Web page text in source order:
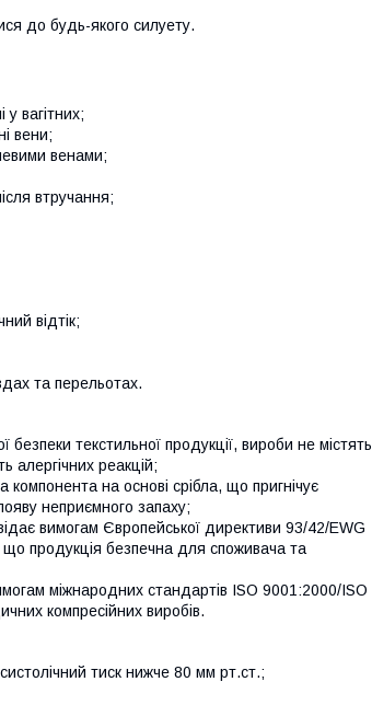
до будь-якого силуету.
вагітних;
вени;
венами;
втручання;
відтік;
та перельотах.
безпеки текстильної продукції, вироби не містять
алергічних реакцій;
на основі срібла, що пригнічує
неприємного запаху;
вимогам Європейської директиви 93/42/EWG
продукція безпечна для споживача та
міжнародних стандартів ISO 9001:2000/ISO
компресійних виробів.
тиск нижче 80 мм рт.ст.;